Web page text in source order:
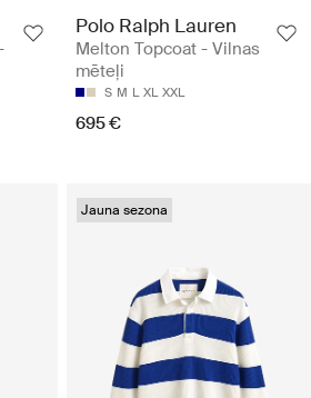
Polo Ralph Lauren
Melton Topcoat - Vilnas
mēteļi
S M L XL XXL
695 €
Jauna sezona